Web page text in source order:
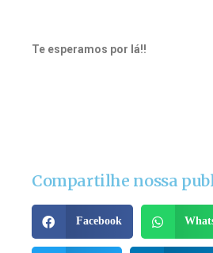
Te esperamos por lá!!
Compartilhe nossa
Facebook